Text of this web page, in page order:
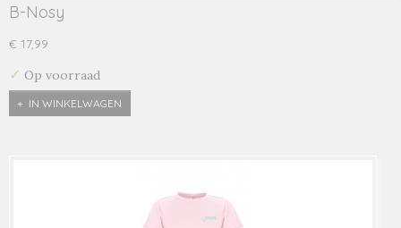
B-Nosy
€ 17,99
✓ Op voorraad
IN WINKELWAGEN